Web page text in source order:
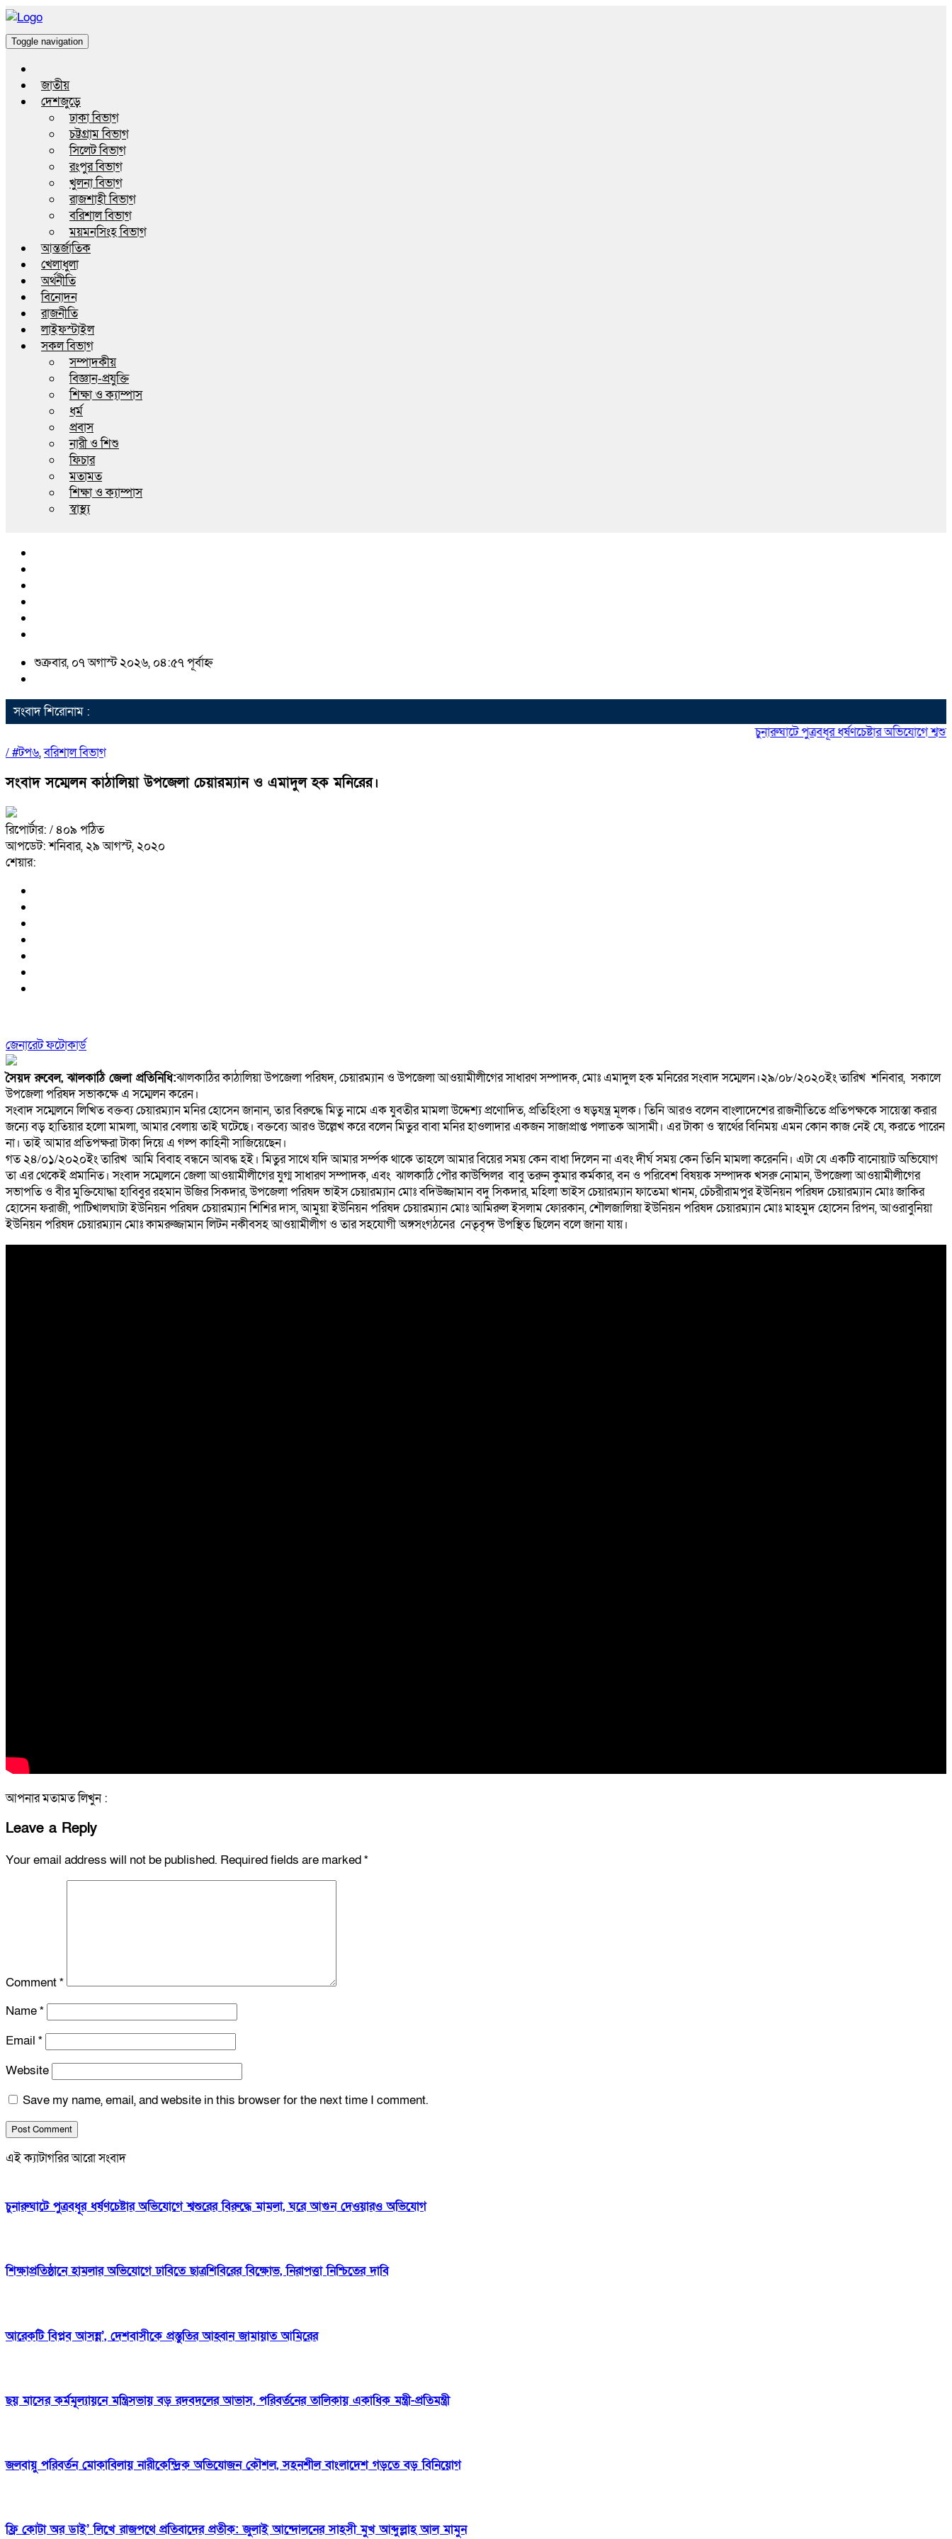
Toggle navigation
জাতীয়
দেশজুড়ে
ঢাকা বিভাগ
চট্টগ্রাম বিভাগ
সিলেট বিভাগ
রংপুর বিভাগ
খুলনা বিভাগ
রাজশাহী বিভাগ
বরিশাল বিভাগ
ময়মনসিংহ বিভাগ
আন্তর্জাতিক
খেলাধুলা
অর্থনীতি
বিনোদন
রাজনীতি
লাইফস্টাইল
সকল বিভাগ
সম্পাদকীয়
বিজ্ঞান-প্রযুক্তি
শিক্ষা ও ক্যাম্পাস
ধর্ম
প্রবাস
নারী ও শিশু
ফিচার
মতামত
শিক্ষা ও ক্যাম্পাস
স্বাস্থ্য
শুক্রবার, ০৭ অগাস্ট ২০২৬, ০৪:৫৭ পূর্বাহ্ন
সংবাদ শিরোনাম :
চুনারুঘাটে পুত্রবধূর ধর্ষণচেষ্টার অভিযোগে
/#টপ৬,বরিশাল বিভাগ
সংবাদ সম্মেলন কাঠালিয়া উপজেলা চেয়ারম্যান ও এমাদুল হক মনিরের।
রিপোর্টার: / ৪০৯ পঠিত
আপডেট: শনিবার, ২৯ আগস্ট, ২০২০
শেয়ার:
জেনারেট ফটোকার্ড
সৈয়দ রুবেল, ঝালকাঠি জেলা প্রতিনিধি:ঝালকাঠির কাঠালিয়া উপজেলা পরিষদ, চেয়ারম্যান ও উপজেলা আওয়ামীলীগের সাধারণ সম্পাদক, মোঃ এমাদুল হক মনিরের সংবাদ সম্মেলন।২৯/০৮/২০২০ইং তারিখ শনিবার, সকালে
উপজেলা পরিষদ সভাকক্ষে এ সম্মেলন করেন।
সংবাদ সম্মেলনে লিখিত বক্তব্য চেয়ারম্যান মনির হোসেন জানান, তার বিরুদ্ধে মিতু নামে এক যুবতীর মামলা উদ্দেশ্য প্রণোদিত, প্রতিহিংসা ও ষড়যন্ত্র মূলক। তিনি আরও বলেন বাংলাদেশের রাজনীতিতে প্রতিপক্ষকে সায়েস্তা করার
জন্যে বড় হাতিয়ার হলো মামলা, আমার বেলায় তাই ঘটেছে। বক্তব্যে আরও উল্লেখ করে বলেন মিতুর বাবা মনির হাওলাদার একজন সাজাপ্রাপ্ত পলাতক আসামী। এর টাকা ও স্বার্থের বিনিময় এমন কোন কাজ নেই যে, করতে পারেন
না। তাই আমার প্রতিপক্ষরা টাকা দিয়ে এ গল্প কাহিনী সাজিয়েছেন।
গত ২৪/০১/২০২০ইং তারিখ আমি বিবাহ বন্ধনে আবদ্ধ হই। মিতুর সাথে যদি আমার সর্ম্পক থাকে তাহলে আমার বিয়ের সময় কেন বাধা দিলেন না এবং দীর্ঘ সময় কেন তিনি মামলা করেননি। এটা যে একটি বানোয়াট অভিযোগ
তা এর থেকেই প্রমানিত। সংবাদ সম্মেলনে জেলা আওয়ামীলীগের যুগ্ম সাধারণ সম্পাদক, এবং ঝালকাঠি পৌর কাউন্সিলর বাবু তরুন কুমার কর্মকার, বন ও পরিবেশ বিষয়ক সম্পাদক খসরু নোমান, উপজেলা আওয়ামীলীগের
সভাপতি ও বীর মুক্তিযোদ্ধা হাবিবুর রহমান উজির সিকদার, উপজেলা পরিষদ ভাইস চেয়ারম্যান মোঃ বদিউজ্জামান বদু সিকদার, মহিলা ভাইস চেয়ারম্যান ফাতেমা খানম, চেঁচরীরামপুর ইউনিয়ন পরিষদ চেয়ারম্যান মোঃ জাকির
হোসেন ফরাজী, পাটিখালঘাটা ইউনিয়ন পরিষদ চেয়ারম্যান শিশির দাস, আমুয়া ইউনিয়ন পরিষদ চেয়ারম্যান মোঃ আমিরুল ইসলাম ফোরকান, শৌলজালিয়া ইউনিয়ন পরিষদ চেয়ারম্যান মোঃ মাহমুদ হোসেন রিপন, আওরাবুনিয়া
ইউনিয়ন পরিষদ চেয়ারম্যান মোঃ কামরুজ্জামান লিটন নকীবসহ আওয়ামীলীগ ও তার সহযোগী অঙ্গসংগঠনের নেতৃবৃন্দ উপস্থিত ছিলেন বলে জানা যায়।
আপনার মতামত লিখুন :
Leave a Reply
Your email address will not be published. Required fields are marked*
Comment*
Name*
Email *
Website
Save my name, email, and website in this browser for the next time I comment.
এই ক্যাটাগরির আরো সংবাদ
চুনারুঘাটে পুত্রবধূর ধর্ষণচেষ্টার অভিযোগে শ্বশুরের বিরুদ্ধে মামলা, ঘরে আগুন দেওয়ারও অভিযোগ
শিক্ষাপ্রতিষ্ঠানে হামলার অভিযোগে ঢাবিতে ছাত্রশিবিরের বিক্ষোভ, নিরাপত্তা নিশ্চিতের দাবি
আরেকটি বিপ্লব আসন্ন’, দেশবাসীকে প্রস্তুতির আহ্বান জামায়াত আমিরের
ছয় মাসের কর্মমূল্যায়নে মন্ত্রিসভায় বড় রদবদলের আভাস, পরিবর্তনের তালিকায় একাধিক মন্ত্রী-প্রতিমন্ত্রী
জলবায়ু পরিবর্তন মোকাবিলায় নারীকেন্দ্রিক অভিযোজন কৌশল, সহনশীল বাংলাদেশ গড়তে বড় বিনিয়োগ
ফ্রি কোটা অর ডাই’ লিখে রাজপথে প্রতিবাদের প্রতীক: জুলাই আন্দোলনের সাহসী মুখ আব্দুল্লাহ আল মামুন